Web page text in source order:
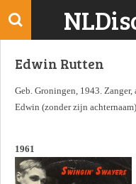
Ga
deEdwin Rutten
Geb. Groningen, 1943.
Edwin (zonder zijn
1961